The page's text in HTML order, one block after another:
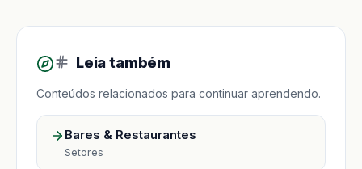
Leia também
Conteúdos relacionados para continuar aprendendo.
Bares & Restaurantes
Setores